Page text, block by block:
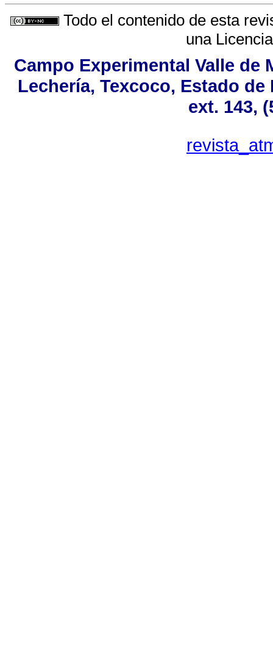
Todo el contenido de esta
una
Campo Experimental Valle de
Lechería, Texcoco, Estado de
ext. 143,